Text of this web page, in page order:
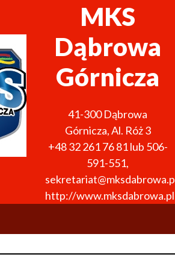
MKS
Dąbrowa
Górnicza
41-300 Dąbrowa
Górnicza,Al. Róż 3
+48 32 261 76 81 lub 506-
591-551,
http://www.mksdabrowa.pl